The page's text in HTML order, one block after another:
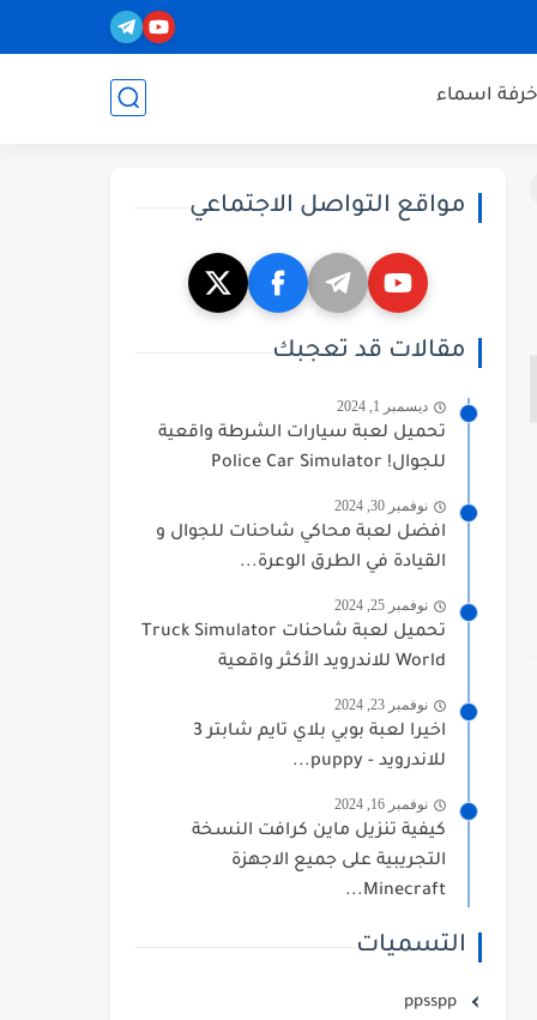
اسماء
مواقع التواصل الاجتماعي
مقالات قد تعجبك
ديسمبر 1, 2024
تحميل لعبة سيارات الشرطة واقعية
للجوال! Police Car Simulator
نوفمبر 30, 2024
افضل لعبة محاكي شاحنات للجوال و
القيادة في الطرق الوعرة...
نوفمبر 25, 2024
تحميل لعبة شاحنات Truck Simulator
World للاندرويد الأكثر واقعية
نوفمبر 23, 2024
اخيرا لعبة بوبي بلاي تايم شابتر 3
للاندرويد - puppy...
نوفمبر 16, 2024
كيفية تنزيل ماين كرافت النسخة
التجريبية على جميع الاجهزة
Minecraft...
التسميات
ppsspp